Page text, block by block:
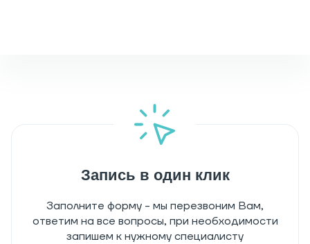
Запись в один клик
Заполните форму - мы перезвоним Вам,
ответим на все вопросы, при необходимости
запишем к нужному специалисту